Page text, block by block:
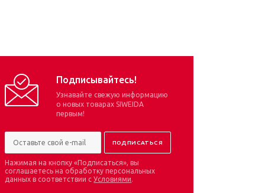
Подписывайтесь!
Узнавайте свежую информацию
о новых товарах SIWEIDA
первым!
Нажимая на кнопку «Подписаться», вы
соглашаетесь на обработку персональных
данных в соответствии сУсловиями.